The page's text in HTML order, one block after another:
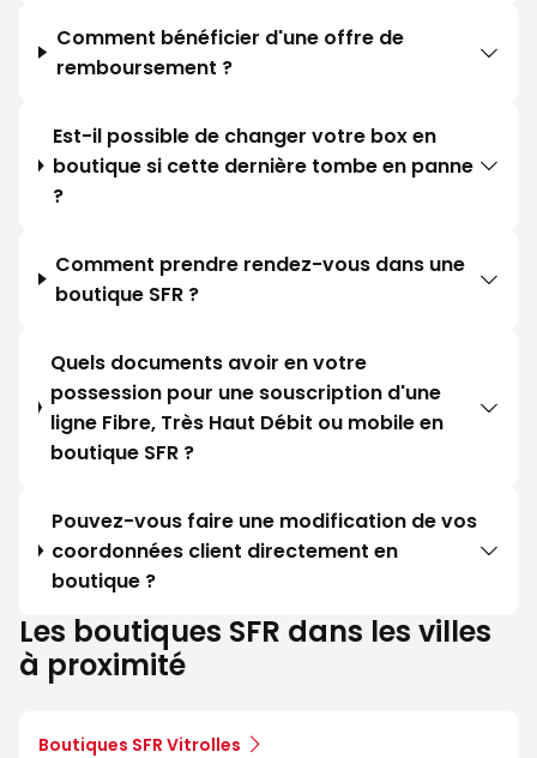
Comment bénéficier d'une offre de
remboursement ?
Est-il possible de changer votre box en
boutique si cette dernière tombe en panne
?
Comment prendre rendez-vous dans une
boutique SFR ?
Quels documents avoir en votre
possession pour une souscription d'une
ligne Fibre, Très Haut Débit ou mobile en
boutique SFR ?
Pouvez-vous faire une modification de vos
coordonnées client directement en
boutique ?
Les boutiques SFR dans les villes
à proximité
Boutiques SFR Vitrolles